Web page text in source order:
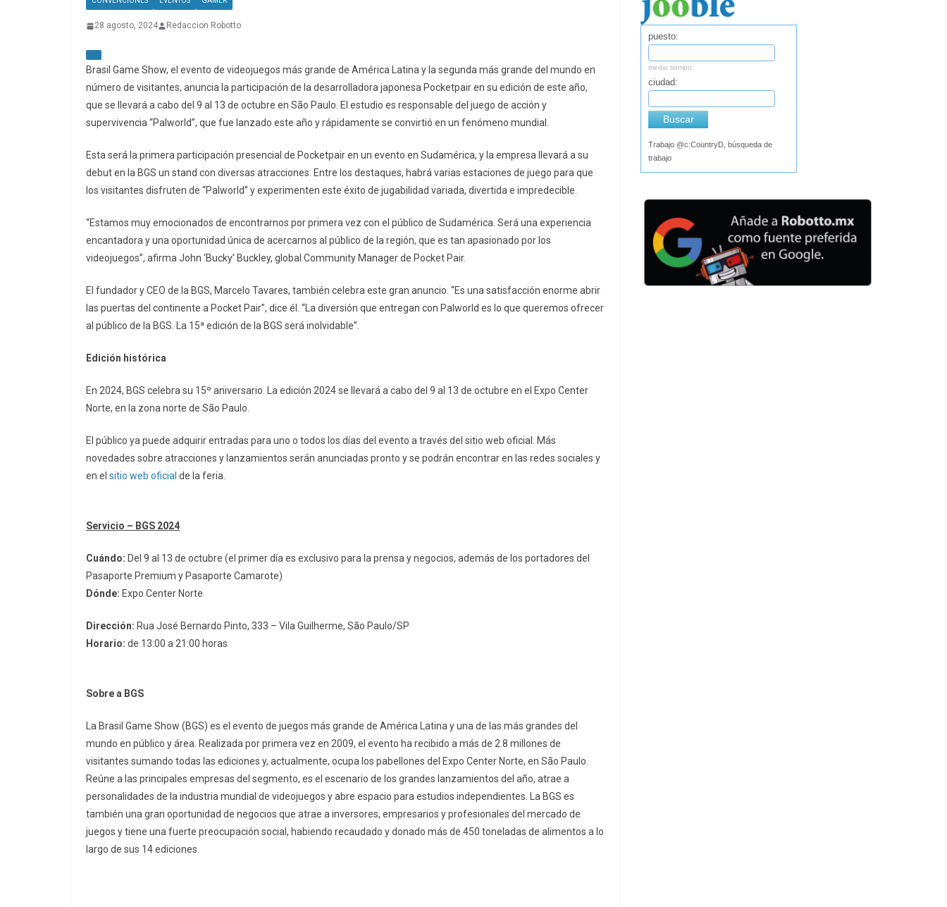
28 agosto, 2024 Redaccion Robotto
Brasil Game Show, el evento de videojuegos más grande de América Latina y la segunda más grande del mundo en
número de visitantes, anuncia la participación de la desarrolladora japonesa Pocketpair en su edición de este año,
que se llevará a cabo del 9 al 13 de octubre en São Paulo. El estudio es responsable del juego de acción y
supervivencia “Palworld”, que fue lanzado este año y rápidamente se convirtió en un fenómeno mundial.
Esta será la primera participación presencial de Pocketpair en un evento en Sudamérica, y la empresa llevará a su
debut en la BGS un stand con diversas atracciones. Entre los destaques, habrá varias estaciones de juego para que
los visitantes disfruten de “Palworld” y experimenten este éxito de jugabilidad variada, divertida e impredecible.
“Estamos muy emocionados de encontrarnos por primera vez con el público de Sudamérica. Será una experiencia
encantadora y una oportunidad única de acercarnos al público de la región, que es tan apasionado por los
videojuegos”, afirma John ‘Bucky’ Buckley, global Community Manager de Pocket Pair.
El fundador y CEO de la BGS, Marcelo Tavares, también celebra este gran anuncio. “Es una satisfacción enorme abrir
las puertas del continente a Pocket Pair”, dice él. “La diversión que entregan con Palworld es lo que queremos ofrecer
al público de la BGS. La 15ª edición de la BGS será inolvidable”.
Edición histórica
En 2024, BGS celebra su 15º aniversario. La edición 2024 se llevará a cabo del 9 al 13 de octubre en el Expo Center
Norte, en la zona norte de São Paulo.
El público ya puede adquirir entradas para uno o todos los días del evento a través del sitio web oficial. Más
novedades sobre atracciones y lanzamientos serán anunciadas pronto y se podrán encontrar en las redes sociales y
en el sitio web oficial de la feria.
Servicio – BGS 2024
Cuándo: Del 9 al 13 de octubre (el primer día es exclusivo para la prensa y negocios, además de los portadores del
Pasaporte Premium y Pasaporte Camarote)
Dónde: Expo Center Norte
Dirección: Rua José Bernardo Pinto, 333 – Vila Guilherme, São Paulo/SP
Horario: de 13:00 a 21:00 horas
Sobre a BGS
La Brasil Game Show (BGS) es el evento de juegos más grande de América Latina y una de las más grandes del
mundo en público y área. Realizada por primera vez en 2009, el evento ha recibido a más de 2.8 millones de
visitantes sumando todas las ediciones y, actualmente, ocupa los pabellones del Expo Center Norte, en São Paulo.
Reúne a las principales empresas del segmento, es el escenario de los grandes lanzamientos del año, atrae a
personalidades de la industria mundial de videojuegos y abre espacio para estudios independientes. La BGS es
también una gran oportunidad de negocios que atrae a inversores, empresarios y profesionales del mercado de
juegos y tiene una fuerte preocupación social, habiendo recaudado y donado más de 450 toneladas de alimentos a lo
largo de sus 14 ediciones.
puesto:
medio tiempo
ciudad:
Buscar
Trabajo @c:CountryD, búsqueda de
trabajo